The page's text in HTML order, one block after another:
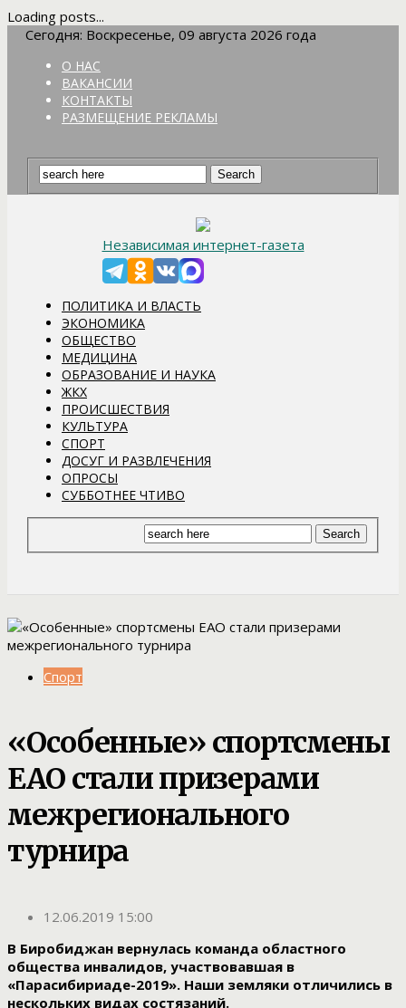
Loading posts...
Сегодня: Воскресенье, 09 августа 2026 года
О НАС
ВАКАНСИИ
КОНТАКТЫ
РАЗМЕЩЕНИЕ РЕКЛАМЫ
Независимая интернет-газета
ПОЛИТИКА И ВЛАСТЬ
ЭКОНОМИКА
ОБЩЕСТВО
МЕДИЦИНА
ОБРАЗОВАНИЕ И НАУКА
ЖКХ
ПРОИСШЕСТВИЯ
КУЛЬТУРА
СПОРТ
ДОСУГ И РАЗВЛЕЧЕНИЯ
ОПРОСЫ
СУББОТНЕЕ ЧТИВО
Спорт
«Особенные» спортсмены
ЕАО стали призерами
межрегионального
турнира
12.06.2019 15:00
В Биробиджан вернулась команда областного
общества инвалидов, участвовавшая в
«Парасибириаде-2019». Наши земляки отличились в
нескольких видах состязаний.